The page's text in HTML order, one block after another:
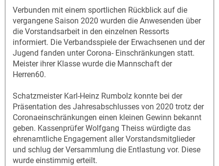
Verbunden mit einem sportlichen Rückblick auf die
vergangene Saison 2020 wurden die Anwesenden über
die Vorstandsarbeit in den einzelnen Ressorts
informiert. Die Verbandsspiele der Erwachsenen und der
Jugend fanden unter Corona- Einschränkungen statt.
Meister ihrer Klasse wurde die Mannschaft der
Herren60.
Schatzmeister Karl-Heinz Rumbolz konnte bei der
Präsentation des Jahresabschlusses von 2020 trotz der
Coronaeinschränkungen einen kleinen Gewinn bekannt
geben. Kassenprüfer Wolfgang Theiss würdigte das
ehrenamtliche Engagement aller Vorstandsmitglieder
und schlug der Versammlung die Entlastung vor. Diese
wurde einstimmig erteilt.